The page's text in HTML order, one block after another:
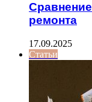
ремонта
17.09.2025
Статьи